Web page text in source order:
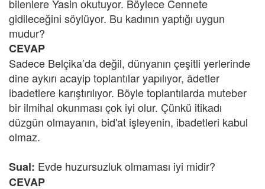
bilenlere Yasin okutuyor. Böylece Cennete
gidileceğini söylüyor. Bu kadının yaptığı uygun
mudur?
CEVAP
Sadece Belçika’da değil, dünyanın çeşitli yerlerinde
dine aykırı acayip toplantılar yapılıyor, âdetler
ibadetlere karıştırılıyor. Böyle toplantılarda muteber
bir ilmihal okunması çok iyi olur. Çünkü itikadı
düzgün olmayanın, bid'at işleyenin, ibadetleri kabul
olmaz.
Sual: Evde huzursuzluk olmaması iyi midir?
CEVAP